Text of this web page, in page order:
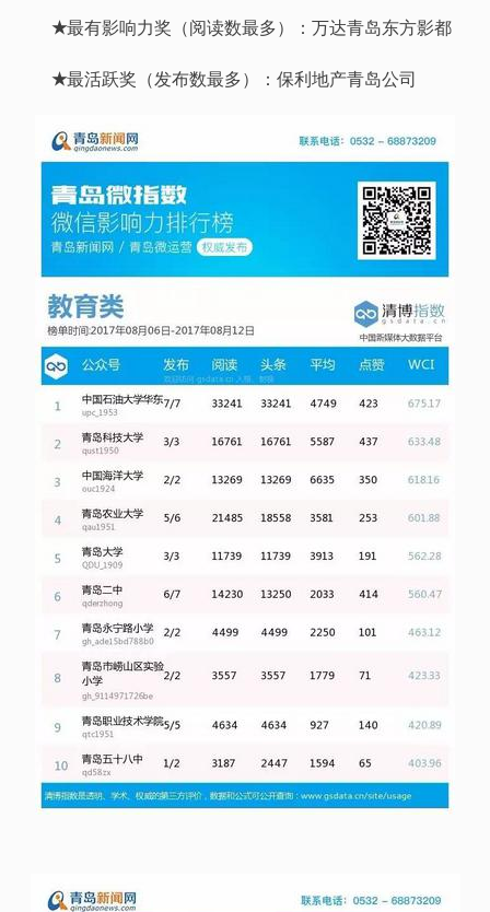
★最有影响力奖（阅读数最多）：万达青岛东方影都
★最活跃奖（发布数最多）：保利地产青岛公司